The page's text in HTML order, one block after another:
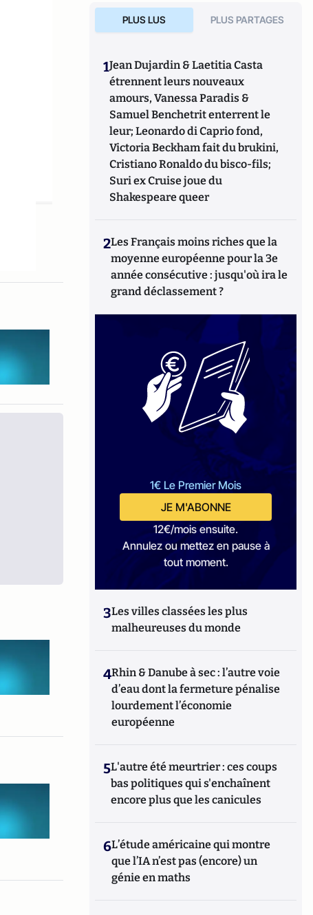
PLUS LUS PLUS PARTAGES
1Jean Dujardin & Laetitia Casta
étrennent leurs nouveaux
amours, Vanessa Paradis &
Samuel Benchetrit enterrent le
leur; Leonardo di Caprio fond,
Victoria Beckham fait du brukini,
Cristiano Ronaldo du bisco-fils;
Suri ex Cruise joue du
Shakespeare queer
2Les Français moins riches que la
moyenne européenne pour la 3e
année consécutive : jusqu'où ira le
grand déclassement ?
1€ Le Premier Mois
JE M'ABONNE
12€/mois ensuite.
Annulez ou mettez en pause à
tout moment.
3Les villes classées les plus
malheureuses du monde
4Rhin & Danube à sec : l’autre voie
d’eau dont la fermeture pénalise
lourdement l’économie
européenne
5L'autre été meurtrier : ces coups
bas politiques qui s'enchaînent
encore plus que les canicules
6L’étude américaine qui montre
que l’IA n’est pas (encore) un
génie en maths